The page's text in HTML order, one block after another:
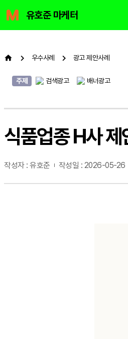
유호준 마케터
우수사례 광고 제안사례
주제 검색광고 배너광고
식품업종 H사 제
작성자 : 유호준 작성일 : 2026-05-26